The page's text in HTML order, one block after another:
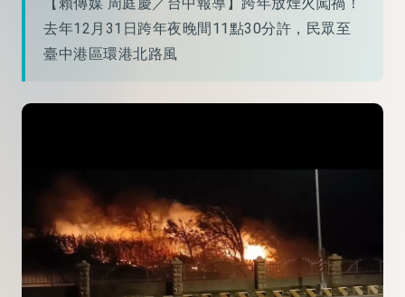
【賴傳媒 周庭慶／台中報導】跨年放煙火闖禍！
去年12月31日跨年夜晚間11點30分許，民眾至
臺中港區環港北路風